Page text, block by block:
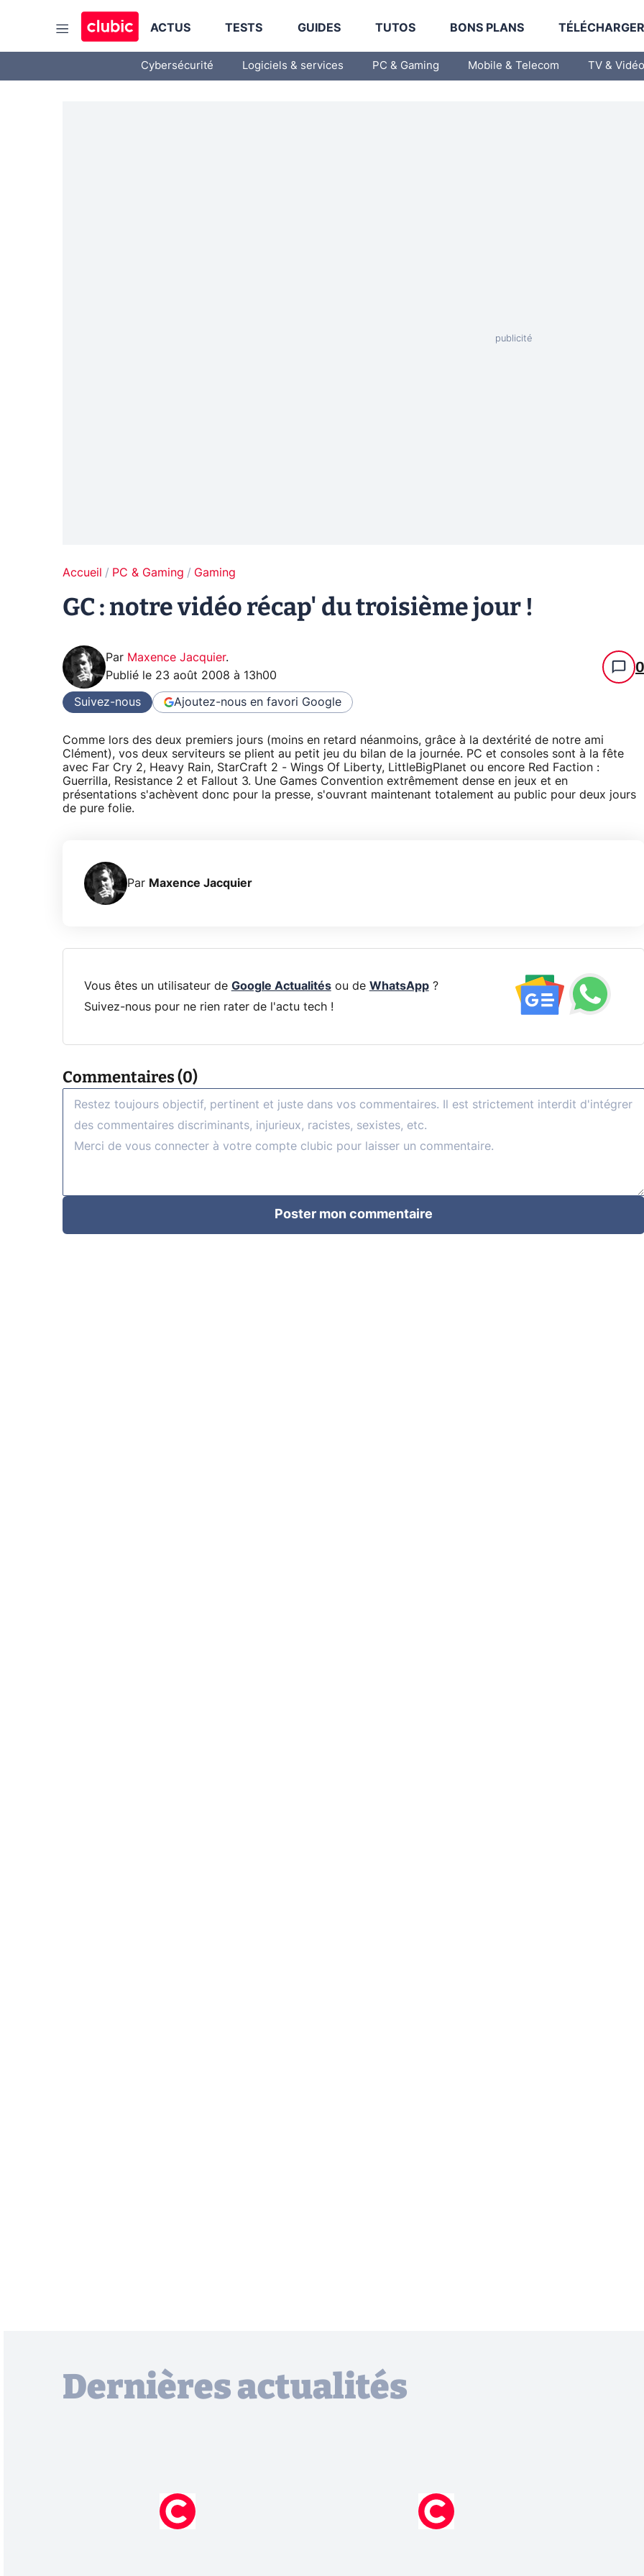
ACTUS TESTS GUIDES TUTOS BONS PLANS
Cybersécurité Logiciels & services PC & Gaming Mobile & Telecom TV & Vidéo
Accueil PC & Gaming Gaming
GC : notre vidéo récap' du troisième jour !
Par Maxence Jacquier.
Publié le 23 août 2008 à 13h00 0
Suivez-nous Ajoutez-nous en favori Google
Comme lors des deux premiers jours (moins en retard néanmoins, grâce à la dextérité de notre ami
Clément), vos deux serviteurs se plient au petit jeu du bilan de la journée. PC et consoles sont à la fête
avec Far Cry 2, Heavy Rain, StarCraft 2 - Wings Of Liberty, LittleBigPlanet ou encore Red Faction :
Guerrilla, Resistance 2 et Fallout 3. Une Games Convention extrêmement dense en jeux et en
présentations s'achèvent donc pour la presse, s'ouvrant maintenant totalement au public pour deux jours
de pure folie.
Par Maxence Jacquier
Vous êtes un utilisateur de Google Actualitésou de WhatsApp?
Suivez-nous pour ne rien rater de l'actu tech !
Commentaires (0)
Poster mon commentaire
Dernières actualités